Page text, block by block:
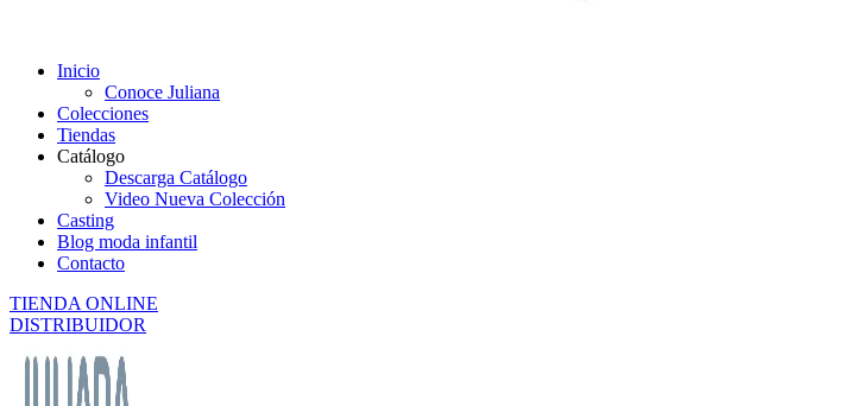
Inicio
Conoce Juliana
Colecciones
Tiendas
Catálogo
Descarga Catálogo
Video Nueva Colección
Casting
Blog moda infantil
Contacto
TIENDA ONLINE
DISTRIBUIDOR